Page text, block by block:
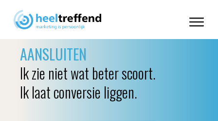
AANSLUITEN
Ik zie niet wat beter scoort.
Ik laat conversie liggen.